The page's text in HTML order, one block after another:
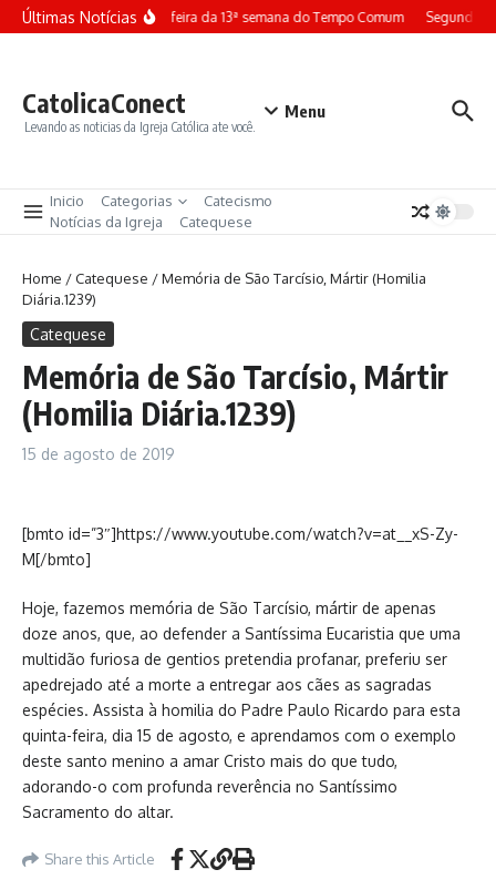
Ir para o conteúdo
Últimas NotíciasTerça-feira da 13ª semana do Tempo Comum Segunda-
CatolicaConect
Levando as noticias da Igreja Católica ate você.
Menu
Inicio Categorias
Catecismo
Notícias da Igreja
Catequese
Home /Catequese /Memória de São Tarcísio, Mártir (Homilia
Diária.1239)
Catequese
Memória de São Tarcísio, Mártir
(Homilia Diária.1239)
15 de agosto de 2019
[bmto id=”3″]https://www.youtube.com/watch?v=at__xS-Zy-
M[/bmto]
Hoje, fazemos memória de São Tarcísio, mártir de apenas
doze anos, que, ao defender a Santíssima Eucaristia que uma
multidão furiosa de gentios pretendia profanar, preferiu ser
apedrejado até a morte a entregar aos cães as sagradas
espécies. Assista à homilia do Padre Paulo Ricardo para esta
quinta-feira, dia 15 de agosto, e aprendamos com o exemplo
deste santo menino a amar Cristo mais do que tudo,
adorando-o com profunda reverência no Santíssimo
Sacramento do altar.
Share this Article